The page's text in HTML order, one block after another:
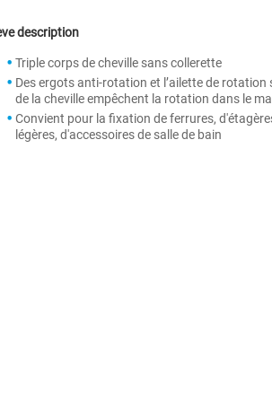
description
Triple corps de cheville sans collerette
Des ergots anti-rotation et l’ailette de rotation
de la cheville empêchent la rotation dans le
Convient pour la fixation de ferrures,
légères, d'accessoires de salle de bain